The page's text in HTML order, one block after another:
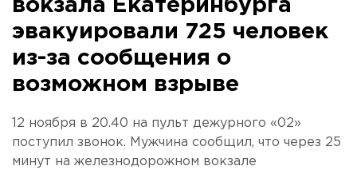
вокзала Екатеринбурга
эвакуировали 725 человек
из-за сообщения о
возможном взрыве
12 ноября в 20.40 на пульт дежурного «02»
поступил звонок. Мужчина сообщил, что через 25
минут на железнодорожном вокзале